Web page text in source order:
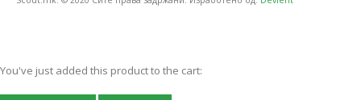
You've just added this product to the cart: